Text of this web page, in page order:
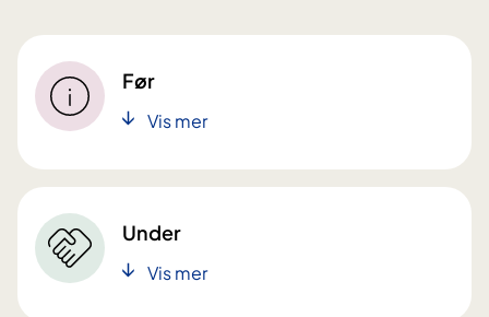
Før
Vis mer
Under
Vis mer